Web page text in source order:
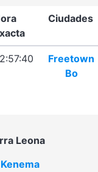
Ciudades
Freetown
Bo
Leona
Kenema